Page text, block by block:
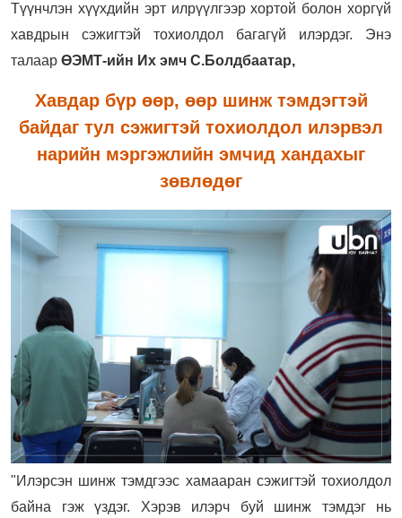
Түүнчлэн хүүхдийн эрт илрүүлгээр хортой болон хоргүй
хавдрын сэжигтэй тохиолдол багагүй илэрдэг. Энэ
талаар ӨЭМТ-ийн Их эмч С.Болдбаатар,
Хавдар бүр өөр, өөр шинж тэмдэгтэй
байдаг тул сэжигтэй тохиолдол илэрвэл
нарийн мэргэжлийн эмчид хандахыг
зөвлөдөг
"Илэрсэн шинж тэмдгээс хамааран сэжигтэй тохиолдол
байна гэж үздэг. Хэрэв илэрч буй шинж тэмдэг нь